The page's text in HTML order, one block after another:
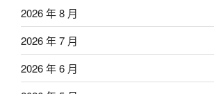
2026 年 8 月
2026 年 7 月
2026 年 6 月